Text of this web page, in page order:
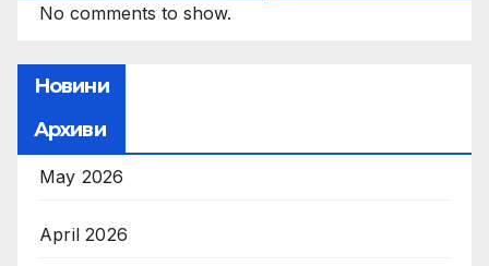
No comments to show.
Новини
Архиви
May 2026
April 2026